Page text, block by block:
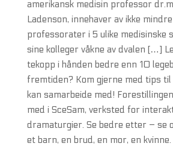
amerikansk medisin professor
Ladenson, innehaver av ikke
professorater i 5 ulike medisinske
sine kolleger våkne av dvalen […]
tekopp i hånden bedre enn 10
fremtiden? Kom gjerne med tips til
kan samarbeide med!
med i SceSam, verksted for
dramaturgier. Se bedre etter – se
et barn, en brud, en mor, en